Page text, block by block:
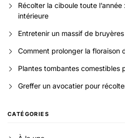
Récolter la ciboule toute
intérieure
Entretenir un massif de
Comment prolonger la floraison
Plantes tombantes comestibles
Greffer un avocatier pour
CATÉGORIES